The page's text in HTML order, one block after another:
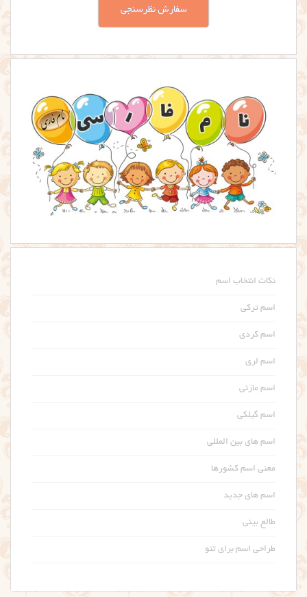
سفارش نظرسنجی
نکات انتخاب اسم
اسم ترکی
اسم کردی
اسم لری
اسم مازنی
اسم گیلکی
اسم های بین المللی
معنی اسم کشورها
اسم های جدید
طالع بینی
طراحی اسم برای تتو